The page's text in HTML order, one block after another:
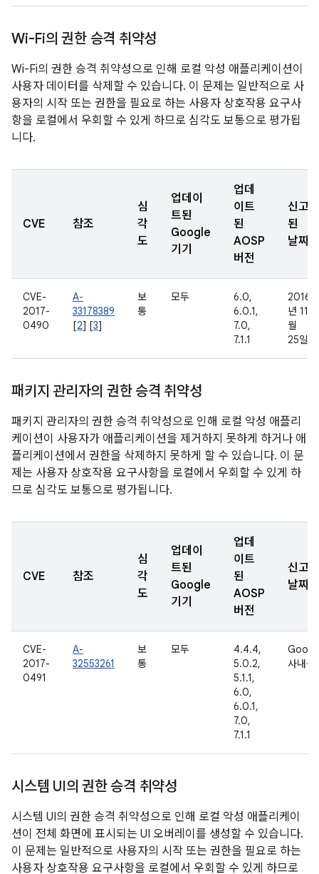
Wi-Fi의 권한 승격 취약성
Wi-Fi의 권한 승격 취약성으로 인해 로컬 악성 애플리케이션이
사용자 데이터를 삭제할 수 있습니다. 이 문제는 일반적으로 사
용자의 시작 또는 권한을 필요로 하는 사용자 상호작용 요구사
항을 로컬에서 우회할 수 있게 하므로 심각도 보통으로 평가됩
니다.
CVE 참조
심
각
도
업데이
트된
Google
기기
업데
이트
된
AOSP
버전
신고
된
날짜
CVE-
2017-
0490
A-
33178389
[2] [3]
보
통
모두
6.0,
6.0.1,
7.0,
7.1.1
2016
년 11
월
25일
패키지 관리자의 권한 승격 취약성
패키지 관리자의 권한 승격 취약성으로 인해 로컬 악성 애플리
케이션이 사용자가 애플리케이션을 제거하지 못하게 하거나 애
플리케이션에서 권한을 삭제하지 못하게 할 수 있습니다. 이 문
제는 사용자 상호작용 요구사항을 로컬에서 우회할 수 있게 하
므로 심각도 보통으로 평가됩니다.
CVE 참조
심
각
도
업데이
트된
Google
기기
업데
이트
된
AOSP
버전
신고된
날짜
CVE-
2017-
0491
A-
32553261
보
통
모두
4.4.4,
5.0.2,
5.1.1,
6.0,
6.0.1,
7.0,
7.1.1
사내용
시스템 UI의 권한 승격 취약성
시스템 UI의 권한 승격 취약성으로 인해 로컬 악성 애플리케이
션이 전체 화면에 표시되는 UI 오버레이를 생성할 수 있습니다.
이 문제는 일반적으로 사용자의 시작 또는 권한을 필요로 하는
사용자 상호작용 요구사항을 로컬에서 우회할 수 있게 하므로